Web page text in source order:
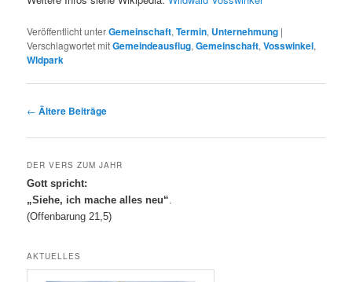
Veröffentlicht unterGemeinschaft,Termin, Unternehmung |
Verschlagwortet mitGemeindeausflug,Gemeinschaft,Vosswinkel,
Wldpark
Beitragsnavigation
← Ältere Beiträge
DER VERS ZUM JAHR
Gott spricht:
„Siehe, ich mache alles neu“.
(Offenbarung 21,5)
AKTUELLES